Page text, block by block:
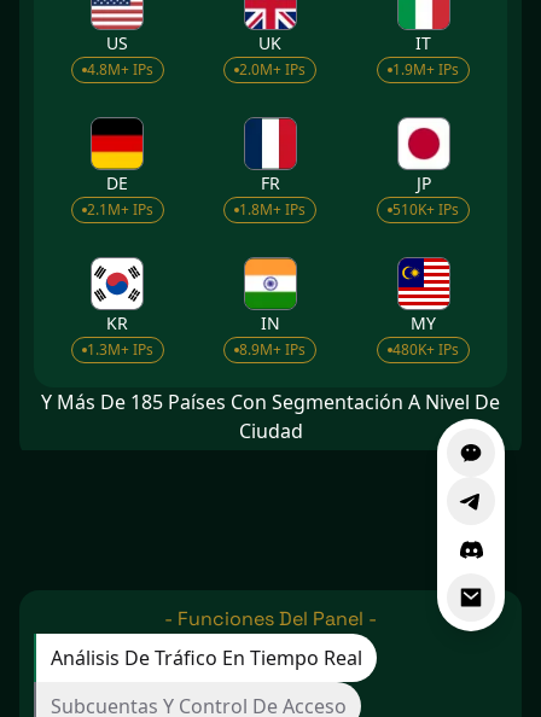
US
4.8M+ IPs
UK
2.0M+ IPs
IT
1.9M+ IPs
DE
2.1M+ IPs
FR
1.8M+ IPs
JP
510K+ IPs
KR
1.3M+ IPs
IN
8.9M+ IPs
MY
480K+ IPs
Y Más De 185 Países Con Segmentación A Nivel De
Ciudad
- Funciones Del Panel -
Análisis De Tráfico En Tiempo Real
Subcuentas Y Control De Acceso